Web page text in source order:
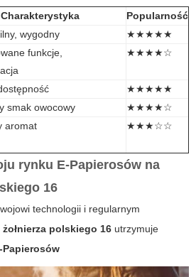
Charakterystyka
Popularność
wygodny
★★★★★
funkcje,
★★★★☆
★★★★★
smak owocowy
★★★★☆
aromat ★★★☆☆
rynku E-Papierosów na
16
technologii i regularnym
żołnierza polskiego 16 utrzymuje
Papierosów